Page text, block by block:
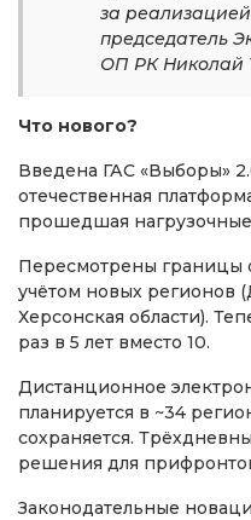
за реализацией
председатель
ОП РК Николай
Что нового?
Введена ГАС «Выборы»
отечественная
прошедшая нагрузочные
Пересмотрены границы
учётом новых регионов
Херсонская области).
раз в 5 лет вместо 10.
Дистанционное
планируется в ~34
сохраняется.
решения для
Законодательные